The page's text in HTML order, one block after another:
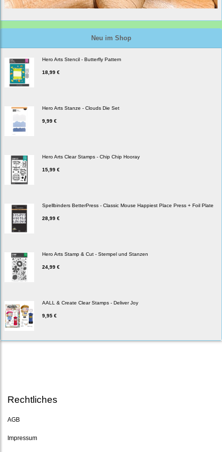
Neu im Shop
Hero Arts Stencil - Butterfly Pattern
18,99 €
Hero Arts Stanze - Clouds Die Set
9,99 €
Hero Arts Clear Stamps - Chip Chip Hooray
15,99 €
Spellbinders BetterPress - Classic Mouse Happiest Place Press + Foil Plate
28,99 €
Hero Arts Stamp & Cut - Stempel und Stanzen
24,99 €
AALL & Create Clear Stamps - Deliver Joy
9,95 €
Rechtliches
AGB
Impressum